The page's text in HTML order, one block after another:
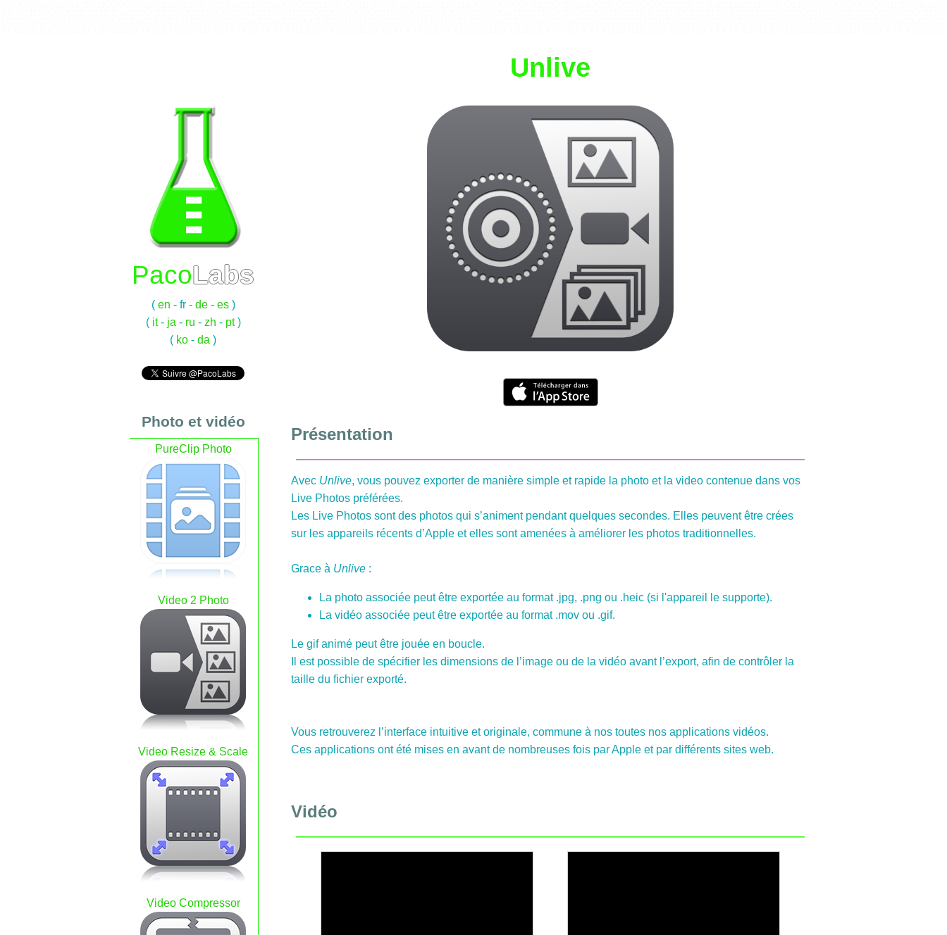
O 1 O 1 1 O O O 1 1 O 1 1 O O 1 O 1 O 1 1 1 O O 1 1 O O 1 O O O O O O 1 1 1 O 1 O O O 1 1 O 1 O O O O 1 1 O O 1 O 1 O O 1 O O O O O O 1 1 O O 1 O 1 O 1 1 O 1 1 1 O O 1 1 1 O 1 O O O 1 1 O 1 O O 1 O 1 1 1 O O 1 O O 1 1 O O 1 O 1 O O 1 O O O O O O 1 1 1 O 1 1 1 O 1 1 O 1 1 1 1 O 1 1 1 O O 1 O O 1 1 O 1 1 O O O 1 1 O O 1 O O O O 1 O 1 1 O O
O O 1 O O O O O O 1 1 O O O O 1 O 1 1 O 1 1 1 O O 1 1 O O 1 O O O O 1 O O O O O O 1 1 O O O O 1 O 1 1 O 1 1 O O O 1 1 O 1 1 O O O O 1 O O O O O O 1 1 1 O 1 O O O 1 1 O 1 O O O O 1 1 O O 1 O 1 O 1 1 1 O O 1 O O 1 1 O O 1 O 1 O O 1 O O O O O O 1 1 O O 1 O 1 O 1 1 1 O 1 1 O O 1 1 O O 1 O 1 O 1 1 1 O O 1 O O O 1 O O O O O O 1 1 1 O 1 1
1 O 1 1 O 1 O O 1 O 1 1 O 1 1 O O O 1 1 O 1 1 O O O O 1 O O O O O O 1 1 O O O 1 O O 1 1 O O 1 O 1 O O 1 O O O O O O 1 1 1 O 1 O O O 1 1 O 1 1 1 1 O O 1 O O O O O O 1 1 O 1 O 1 1 O 1 1 O 1 1 1 O O 1 1 O 1 1 1 1 O 1 1 1 O 1 1 1 O O 1 O O O O O O 1 1 O O O O 1 O 1 1 O 1 1 1 O O 1 1 O O 1 O O O O 1 O O O O O O 1 1 1 O 1 O 1 O 1 1 O 1 1 1 O O
1 1 O O 1 O O O 1 1 O O 1 O 1 O 1 1 1 O O 1 O O 1 1 1 O O 1 1 O 1 1 1 O 1 O O O 1 1 O O
PacoLabs
( en - fr- de- es)
( it- ja - ru - zh - pt)
( ko - da )
Photo et vidéo
PureClip Photo
Video 2 Photo
Video Resize & Scale
Video Compressor
Unlive
Présentation
Avec Unlive, vous pouvez exporter de manière simple et rapide la photo et la video contenue dans vos
Live Photos préférées.
Les Live Photos sont des photos qui s’animent pendant quelques secondes. Elles peuvent être crées
sur les appareils récents d’Apple et elles sont amenées à améliorer les photos traditionnelles.
Grace à Unlive:
La photo associée peut être exportée au format .jpg, .png ou .heic (si l'appareil le supporte).
La vidéo associée peut être exportée au format .mov ou .gif.
Le gif animé peut être jouée en boucle.
Il est possible de spécifier les dimensions de l’image ou de la vidéo avant l’export, afin de contrôler la
taille du fichier exporté.
Vous retrouverez l’interface intuitive et originale, commune à nos toutes nos applications vidéos.
Ces applications ont été mises en avant de nombreuses fois par Apple et par différents sites web.
Vidéo